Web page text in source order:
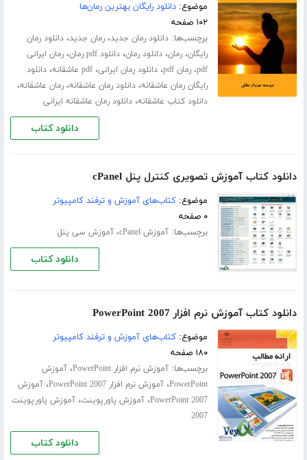
موضوع:دانلود رایگان بهترین رمان‌ها
۱۰۲ صفحه
برچسب‌ها:دانلود رمان جدید،رمان جدید،دانلود رمان
رایگان،رمان،دانلود رمان،دانلود pdf رمان ،رمان ایرانی
pdf،رمان pdf ،دانلود رمان ایرانی،pdf عاشقانه ،دانلود
رایگان رمان عاشقانه،دانلود رمان عاشقانه،رمان عاشقانه،
دانلود کتاب عاشقانه،دانلود رمان عاشقانه ایرانی
دانلود کتاب
دانلود کتاب آموزش تصویری کنترل پنل cPanel
موضوع:کتاب‌های آموزش و ترفند کامپیوتر
۰ صفحه
برچسب‌ها:آموزش cPanel ،آموزش سی پنل
دانلود کتاب
دانلود کتاب آموزش نرم افزار PowerPoint 2007
موضوع:کتاب‌های آموزش و ترفند کامپیوتر
۱۸۰ صفحه
برچسب‌ها:آموزش نرم افزار PowerPoint ،آموزش
PowerPoint،آموزش نرم افزار PowerPoint 2007 ،آموزش
PowerPoint 2007،آموزش پاورپوینت،آموزش پاورپوینت
2007
دانلود کتاب